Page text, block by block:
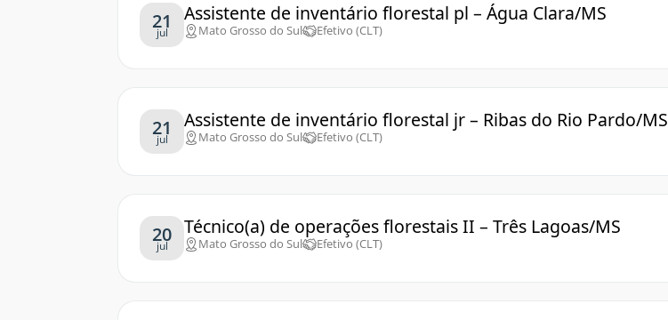
21
jul
Assistente de inventário florestal pl – Água Clara/MS
Mato Grosso do Sul Efetivo (CLT)
21
jul
Assistente de inventário florestal jr – Ribas do Rio Pardo/MS
Mato Grosso do Sul Efetivo (CLT)
20
jul
Técnico(a) de operações florestais II – Três Lagoas/MS
Mato Grosso do Sul Efetivo (CLT)